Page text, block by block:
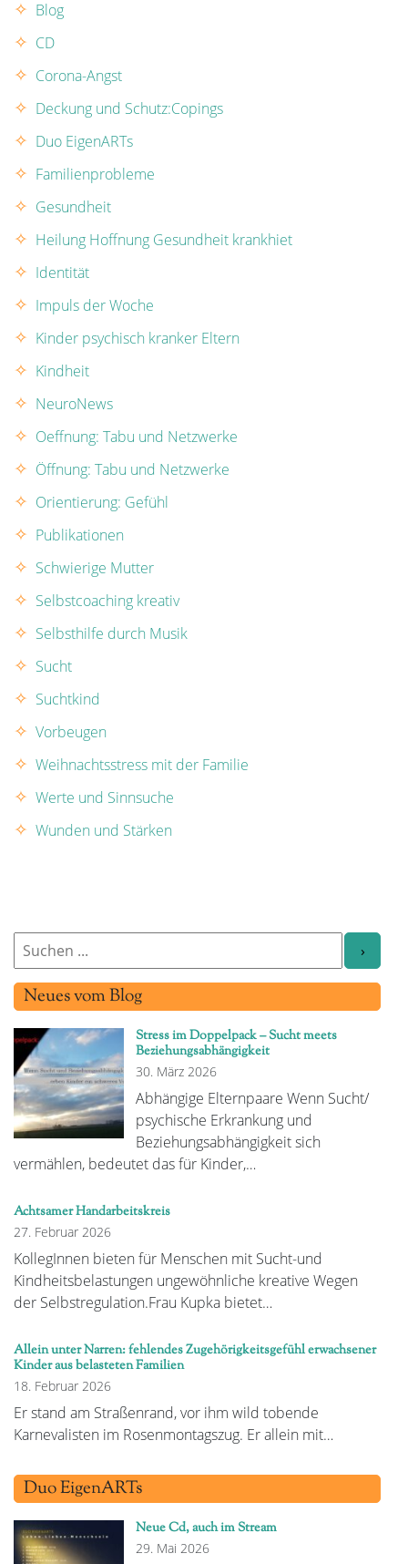
Blog
CD
Corona-Angst
Deckung und Schutz:Copings
Duo EigenARTs
Familienprobleme
Gesundheit
Heilung Hoffnung Gesundheit krankhiet
Identität
Impuls der Woche
Kinder psychisch kranker Eltern
Kindheit
NeuroNews
Oeffnung: Tabu und Netzwerke
Öffnung: Tabu und Netzwerke
Orientierung: Gefühl
Publikationen
Schwierige Mutter
Selbstcoaching kreativ
Selbsthilfe durch Musik
Sucht
Suchtkind
Vorbeugen
Weihnachtsstress mit der Familie
Werte und Sinnsuche
Wunden und Stärken
Neues vom Blog
Stress im Doppelpack – Sucht meets
Beziehungsabhängigkeit
30. März 2026
Abhängige Elternpaare Wenn Sucht/
psychische Erkrankung und
Beziehungsabhängigkeit sich
vermählen, bedeutet das für Kinder,…
Achtsamer Handarbeitskreis
27. Februar 2026
KollegInnen bieten für Menschen mit Sucht-und
Kindheitsbelastungen ungewöhnliche kreative Wegen
der Selbstregulation.Frau Kupka bietet…
Allein unter Narren: fehlendes Zugehörigkeitsgefühl erwachsener
Kinder aus belasteten Familien
18. Februar 2026
Er stand am Straßenrand, vor ihm wild tobende
Karnevalisten im Rosenmontagszug. Er allein mit…
Duo EigenARTs
Neue Cd, auch im Stream
29. Mai 2026